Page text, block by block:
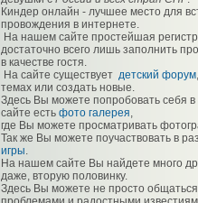
Киндер онлайн - лучшее место для
провождения в интернете.
На нашем сайте простейшая
достаточно всего лишь заполнить
в качестве гостя.
На сайте существует детский форум
темах или создать новые.
Здесь Вы можете попробовать себя в
сайте есть фото галерея,
где Вы можете просматривать
Так же Вы можете поучаствовать в
игры.
На нашем сайте Вы найдете много
даже, вторую половинку.
Здесь Вы можете не просто